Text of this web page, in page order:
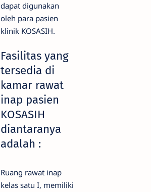
dapat digunakan
oleh para pasien
klinik KOSASIH.
Fasilitas yang
tersedia di
kamar rawat
inap pasien
KOSASIH
diantaranya
adalah :
Ruang rawat inap
kelas satu I, memiliki